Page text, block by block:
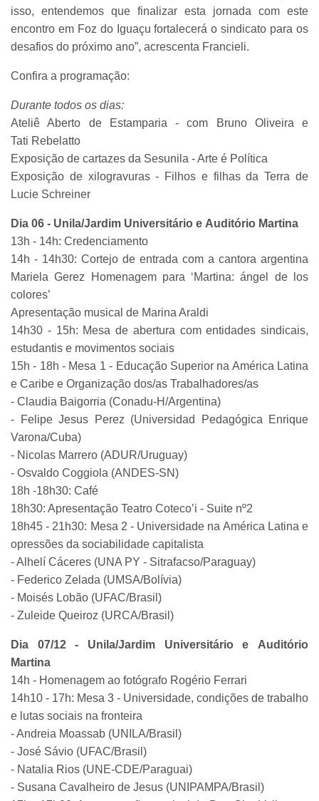
isso, entendemos que finalizar esta jornada com este
encontro em Foz do Iguaçu fortalecerá o sindicato para os
desafios do próximo ano”, acrescenta Francieli.
Confira a programação:
Durante todos os dias:
Ateliê Aberto de Estamparia - com Bruno Oliveira e
Tati Rebelatto
Exposição de cartazes da Sesunila - Arte é Política
Exposição de xilogravuras - Filhos e filhas da Terra de
Lucie Schreiner
Dia 06 - Unila/Jardim Universitário e Auditório Martina
13h - 14h: Credenciamento
14h - 14h30: Cortejo de entrada com a cantora argentina
Mariela Gerez Homenagem para ‘Martina: ángel de los
colores’
Apresentação musical de Marina Araldi
14h30 - 15h: Mesa de abertura com entidades sindicais,
estudantis e movimentos sociais
15h - 18h - Mesa 1 - Educação Superior na América Latina
e Caribe e Organização dos/as Trabalhadores/as
- Claudia Baigorria (Conadu-H/Argentina)
- Felipe Jesus Perez (Universidad Pedagógica Enrique
Varona/Cuba)
- Nicolas Marrero (ADUR/Uruguay)
- Osvaldo Coggiola (ANDES-SN)
18h -18h30: Café
18h30: Apresentação Teatro Coteco’i - Suite nº2
18h45 - 21h30: Mesa 2 - Universidade na América Latina e
opressões da sociabilidade capitalista
- Alhelí Cáceres (UNA PY - Sitrafacso/Paraguay)
- Federico Zelada (UMSA/Bolívia)
- Moisés Lobão (UFAC/Brasil)
- Zuleide Queiroz (URCA/Brasil)
Dia 07/12 - Unila/Jardim Universitário e Auditório
Martina
14h - Homenagem ao fotógrafo Rogério Ferrari
14h10 - 17h: Mesa 3 - Universidade, condições de trabalho
e lutas sociais na fronteira
- Andreia Moassab (UNILA/Brasil)
- José Sávio (UFAC/Brasil)
- Natalia Rios (UNE-CDE/Paraguai)
- Susana Cavalheiro de Jesus (UNIPAMPA/Brasil)